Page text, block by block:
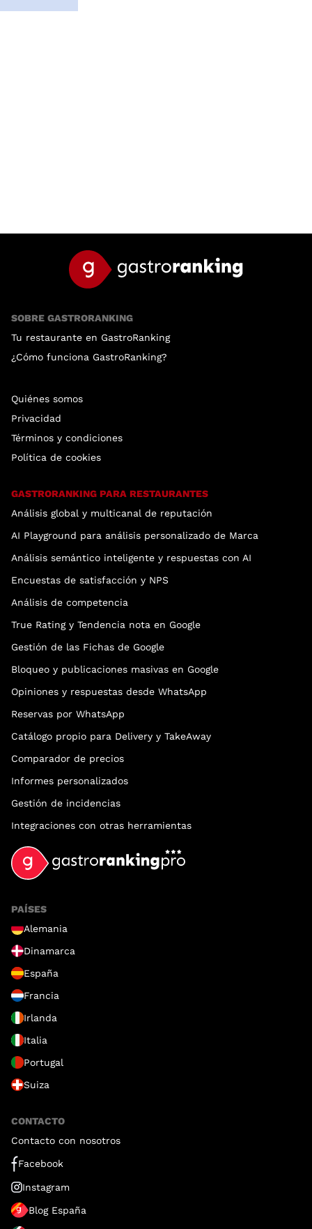
SOBRE GASTRORANKING
Tu restaurante en GastroRanking
¿Cómo funciona GastroRanking?
Quiénes somos
Privacidad
Términos y condiciones
Política de cookies
GASTRORANKING PARA RESTAURANTES
Análisis global y multicanal de reputación
AI Playground para análisis personalizado de Marca
Análisis semántico inteligente y respuestas con AI
Encuestas de satisfacción y NPS
Análisis de competencia
True Rating y Tendencia nota en Google
Gestión de las Fichas de Google
Bloqueo y publicaciones masivas en Google
Opiniones y respuestas desde WhatsApp
Reservas por WhatsApp
Catálogo propio para Delivery y TakeAway
Comparador de precios
Informes personalizados
Gestión de incidencias
Integraciones con otras herramientas
PAÍSES
Alemania
Dinamarca
España
Francia
Irlanda
Italia
Portugal
Suiza
CONTACTO
Contacto con nosotros
Facebook
Instagram
Blog España